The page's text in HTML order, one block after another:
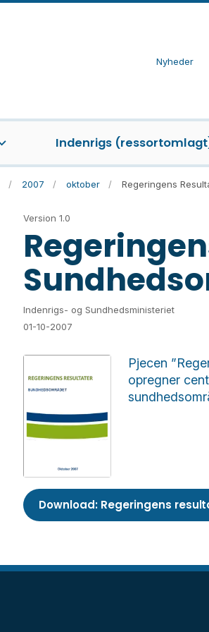
Nyheder
Indenrigs
2007 oktober Regeringens
Version 1.0
Indenrigs- og Sundhedsministeriet
01-10-2007
Pjecen
opregner
Download: Regeringens